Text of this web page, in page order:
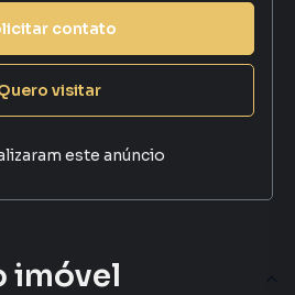
imóvel
contato
visitar
este anúncio